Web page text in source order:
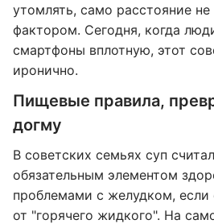
утомлять, само расстояние
фактором. Сегодня, когда
смартфоны вплотную, этот
иронично.
Пищевые правила,
догму
В советских семьях суп
обязательным элементом
проблемами с желудком, если
от "горячего жидкого". На